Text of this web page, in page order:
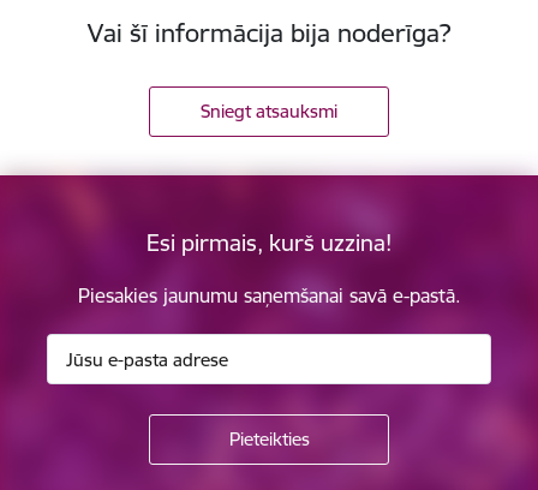
Vai šī informācija bija noderīga?
Sniegt atsauksmi
Esi pirmais, kurš uzzina!
Piesakies jaunumu saņemšanai savā e-pastā.